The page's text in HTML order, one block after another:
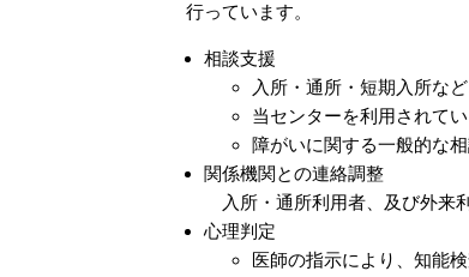
行っています。
相談支援
入所・通所・短期入所な
当センターを利用されて
障がいに関する一般的な相
関係機関との連絡調整
入所・通所利用者、及び外来
心理判定
医師の指示により、知能